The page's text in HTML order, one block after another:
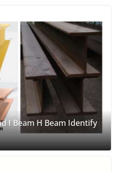
I Beam H Beam Identify